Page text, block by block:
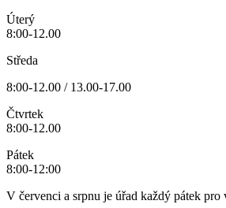
Úterý
8:00-12.00
Středa
8:00-12.00 / 13.00-17.00
Čtvrtek
8:00-12.00
Pátek
8:00-12:00
V červenci a srpnu je úřad každý pátek pro